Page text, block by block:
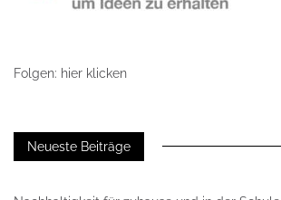
Folgen: hier klicken
Neueste Beiträge